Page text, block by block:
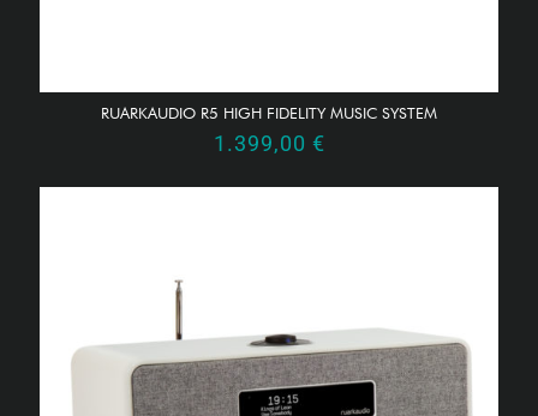
RUARKAUDIO R5 HIGH FIDELITY MUSIC SYSTEM
1.399,00 €